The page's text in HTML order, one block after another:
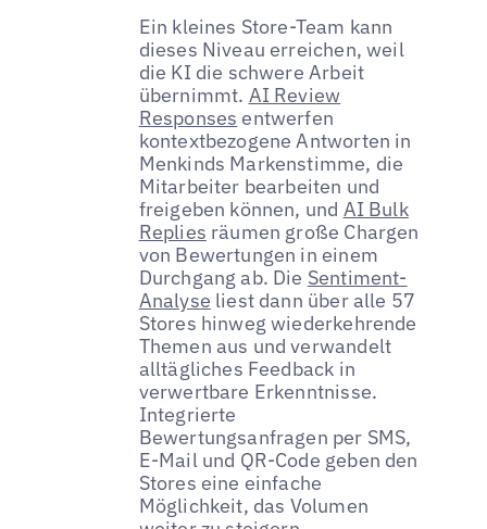
Ein kleines Store-Team kann
dieses Niveau erreichen, weil
die KI die schwere Arbeit
übernimmt. AI Review
Responses entwerfen
kontextbezogene Antworten in
Menkinds Markenstimme, die
Mitarbeiter bearbeiten und
freigeben können, und AI Bulk
Replies räumen große Chargen
von Bewertungen in einem
Durchgang ab. Die Sentiment-
Analyse liest dann über alle 57
Stores hinweg wiederkehrende
Themen aus und verwandelt
alltägliches Feedback in
verwertbare Erkenntnisse.
Integrierte
Bewertungsanfragen per SMS,
E-Mail und QR-Code geben den
Stores eine einfache
Möglichkeit, das Volumen